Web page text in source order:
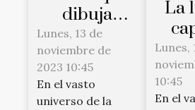
dibuja
rostros:
Fotografía
cinética
Lunes, 13 de
noviembre de
2023 10:45
En el vasto
universo de la
La
Lunes,
10:45
En el